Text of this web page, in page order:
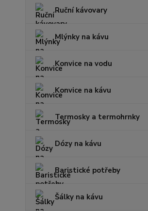
Ruční kávovary
Mlýnky na kávu
Konvice na vodu
Konvice na kávu
Termosky a termohrnky
Dózy na kávu
Baristické potřeby
Šálky na kávu